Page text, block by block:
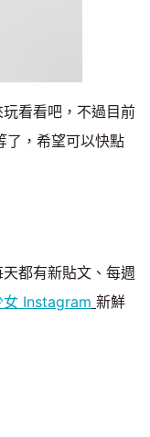
看看吧，不過目前
了，希望可以快點
天都有新貼文、每週
女 Instagram 新鮮